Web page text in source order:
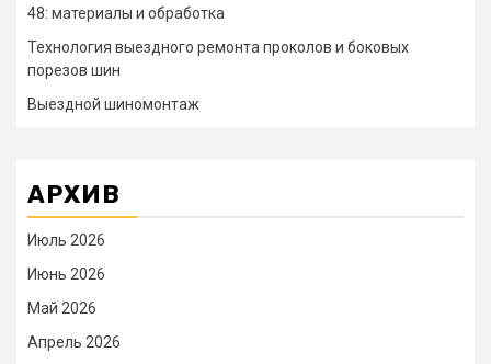
48: материалы и обработка
Технология выездного ремонта проколов и боковых
порезов шин
Выездной шиномонтаж
АРХИВ
Июль 2026
Июнь 2026
Май 2026
Апрель 2026